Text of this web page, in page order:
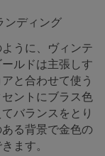
ンディング
うに、ヴィンテ
ルドは主張しす
と合わせて使う
ントにブラス色
バランスをとり
る背景で金色の
ます。